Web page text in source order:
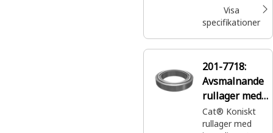
Visa
specifikationer
201-7718:
Avsmalnande
rullager med
innerdiameter
479,25 mm
Cat® Koniskt
rullager med